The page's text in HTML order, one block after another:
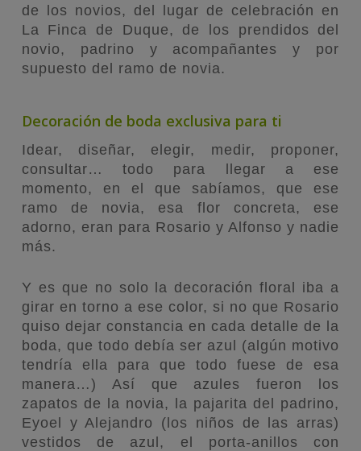
de los novios, del lugar de celebración en
La Finca de Duque, de los prendidos del
novio, padrino y acompañantes y por
supuesto del ramo de novia.
Decoración de boda exclusiva para ti
Idear, diseñar, elegir, medir, proponer,
consultar… todo para llegar a ese
momento, en el que sabíamos, que ese
ramo de novia, esa flor concreta, ese
adorno, eran para Rosario y Alfonso y nadie
más.
Y es que no solo la decoración floral iba a
girar en torno a ese color, si no que Rosario
quiso dejar constancia en cada detalle de la
boda, que todo debía ser azul (algún motivo
tendría ella para que todo fuese de esa
manera…) Así que azules fueron los
zapatos de la novia, la pajarita del padrino,
Eyoel y Alejandro (los niños de las arras)
vestidos de azul, el porta-anillos con